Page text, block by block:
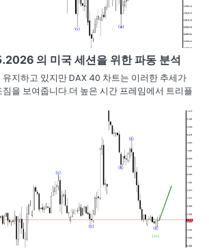
의 미국 세션을 위한 파동 분석
지하고 있지만 DAX 40 차트는 이러한 추세가
을 보여줍니다.더 높은 시간 프레임에서 트리플